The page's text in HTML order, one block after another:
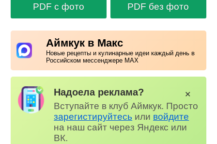
PDF с фото PDF без фото
Аймкук в Макс
Новые рецепты и кулинарные идеи каждый день в
Российском мессенджере MAX
Надоела реклама?
Вступайте в клуб Аймкук. Просто
зарегистируйтесь или войдите
на наш сайт через Яндекс или
ВК.
✕